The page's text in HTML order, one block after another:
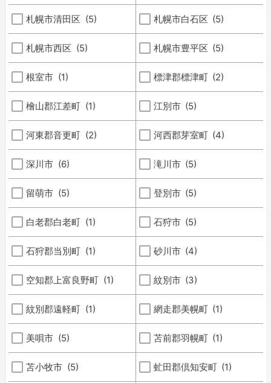
札幌市清田区 (5) 札幌市白石区 (5)
札幌市西区 (5) 札幌市豊平区 (5)
根室市 (1) 標津郡標津町 (2)
檜山郡江差町 (1) 江別市 (5)
河東郡音更町 (2) 河西郡芽室町 (4)
深川市 (6) 滝川市 (5)
留萌市 (5) 登別市 (5)
白老郡白老町 (1) 石狩市 (5)
石狩郡当別町 (1) 砂川市 (4)
空知郡上富良野町 (1) 紋別市 (3)
紋別郡遠軽町 (1) 網走郡美幌町 (1)
美唄市 (5) 苫前郡羽幌町 (1)
苫小牧市 (5) 虻田郡倶知安町 (1)